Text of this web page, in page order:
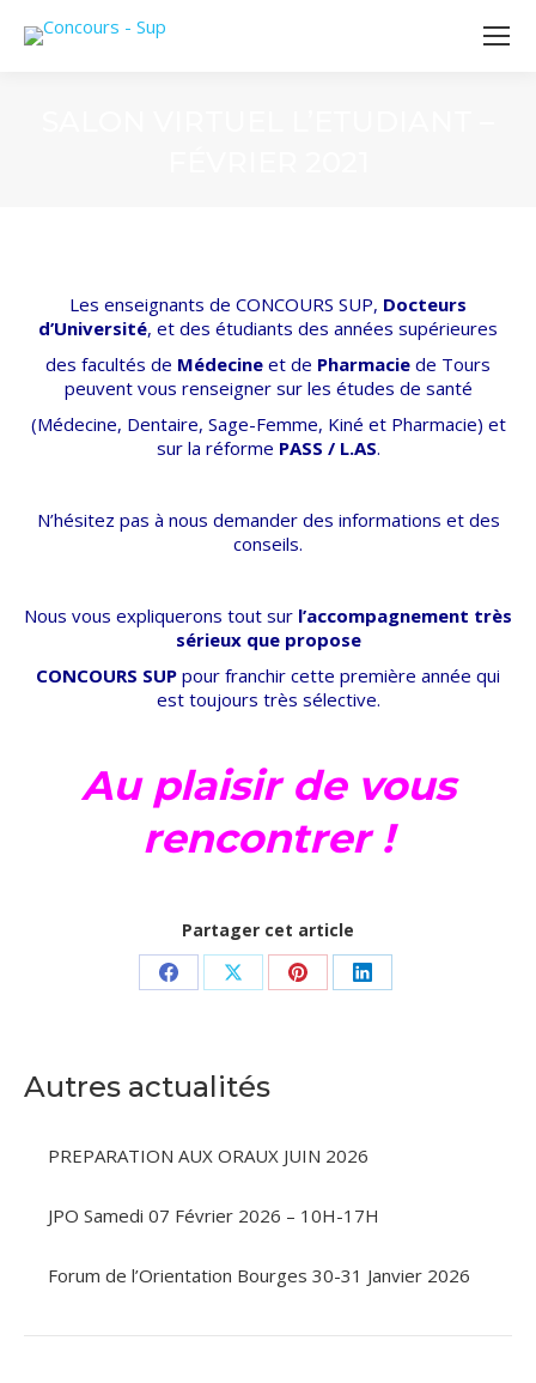
Les enseignants de CONCOURS SUP, Docteurs
d’Université, et des étudiants des années supérieures
des facultés de Médecine et de Pharmacie de Tours
peuvent vous renseigner sur les études de santé
(Médecine, Dentaire, Sage-Femme, Kiné et Pharmacie) et
sur la réforme PASS / L.AS.
N’hésitez pas à nous demander des informations et des
conseils.
Nous vous expliquerons tout sur l’accompagnement très
sérieux que propose
CONCOURS SUP pour franchir cette première année qui
est toujours très sélective.
Au plaisir de vous
rencontrer !
Partager cet article
PartagerPartagerPartagerPartager
Autres actualités
PREPARATION AUX ORAUX JUIN 2026
JPO Samedi 07 Février 2026 – 10H-17H
Forum de l’Orientation Bourges 30-31 Janvier 2026